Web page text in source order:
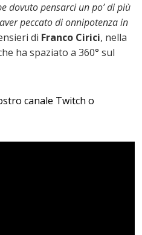
dovuto pensarci un po’ di più
peccato di onnipotenza in
di Franco Cirici, nella
ha spaziato a 360° sul
canale Twitch o